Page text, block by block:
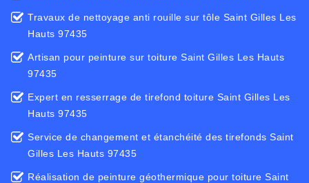
Travaux de nettoyage anti rouille sur tôle Saint Gilles Les
Hauts 97435
Artisan pour peinture sur toiture Saint Gilles Les Hauts
97435
Expert en resserrage de tirefond toiture Saint Gilles Les
Hauts 97435
Service de changement et étanchéité des tirefonds Saint
Gilles Les Hauts 97435
Réalisation de peinture géothermique pour toiture Saint